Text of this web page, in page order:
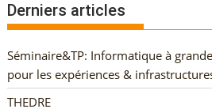
Derniers articles
Séminaire&TP: Informatique à
pour les expériences &
THEDRE